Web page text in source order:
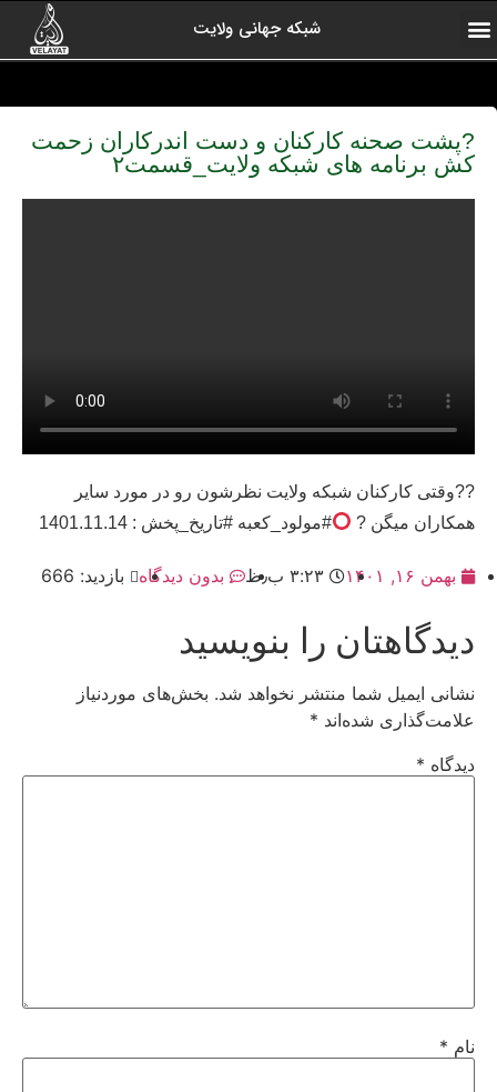
شبکه جهانی ولایت
?پشت صحنه کارکنان و دست اندرکاران زحمت
کش برنامه های شبکه ولایت_قسمت۲
??وقتی کارکنان شبکه ولایت نظرشون رو در مورد سایر
همکاران میگن ?
#مولود_کعبه #تاریخ_پخش : 1401.11.14
بهمن ۱۶, ۱۴۰۱ ۳:۲۳ ب٫ظ بدون دیدگاه بازدید: 666
دیدگاهتان را بنویسید
نشانی ایمیل شما منتشر نخواهد شد. بخش‌های موردنیاز
علامت‌گذاری شده‌اند *
دیدگاه *
نام *